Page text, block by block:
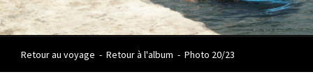
Retour au voyage - Retour à l'album - Photo 20/23